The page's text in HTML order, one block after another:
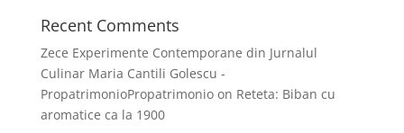
Recent Comments
Zece Experimente Contemporane din Jurnalul
Culinar Maria Cantili Golescu -
PropatrimonioPropatrimonioon Reteta: Biban cu
aromatice ca la 1900